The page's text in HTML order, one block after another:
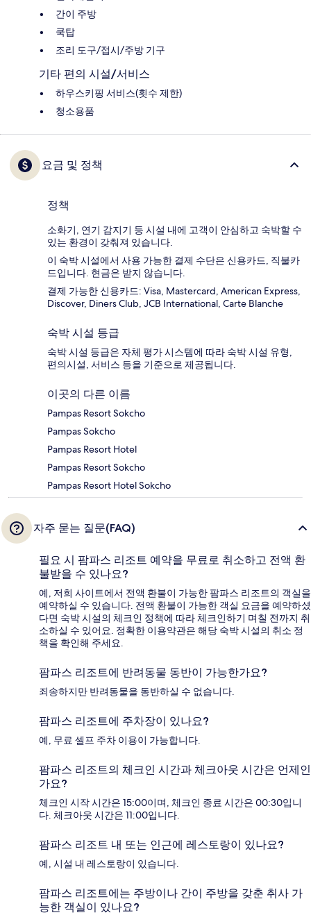
간이 주방
쿡탑
조리 도구/접시/주방 기구
기타 편의 시설/서비스
하우스키핑 서비스(횟수 제한)
청소용품
요금 및 정책
정책
소화기, 연기 감지기 등 시설 내에 고객이 안심하고 숙박할 수
있는 환경이 갖춰져 있습니다.
이 숙박 시설에서 사용 가능한 결제 수단은 신용카드, 직불카
드입니다. 현금은 받지 않습니다.
결제 가능한 신용카드: Visa, Mastercard, American Express,
Discover, Diners Club, JCB International, Carte Blanche
숙박 시설 등급
숙박 시설 등급은 자체 평가 시스템에 따라 숙박 시설 유형,
편의시설, 서비스 등을 기준으로 제공됩니다.
이곳의 다른 이름
Pampas Resort Sokcho
Pampas Sokcho
Pampas Resort Hotel
Pampas Resort Sokcho
Pampas Resort Hotel Sokcho
자주 묻는 질문(FAQ)
필요 시 팜파스 리조트 예약을 무료로 취소하고 전액 환
불받을 수 있나요?
예, 저희 사이트에서 전액 환불이 가능한 팜파스 리조트의 객실을
예약하실 수 있습니다. 전액 환불이 가능한 객실 요금을 예약하셨
다면 숙박 시설의 체크인 정책에 따라 체크인하기 며칠 전까지 취
소하실 수 있어요. 정확한 이용약관은 해당 숙박 시설의 취소 정
책을 확인해 주세요.
팜파스 리조트에 반려동물 동반이 가능한가요?
죄송하지만 반려동물을 동반하실 수 없습니다.
팜파스 리조트에 주차장이 있나요?
예, 무료 셀프 주차 이용이 가능합니다.
팜파스 리조트의 체크인 시간과 체크아웃 시간은 언제인
가요?
체크인 시작 시간은 15:00이며, 체크인 종료 시간은 00:30입니
다. 체크아웃 시간은 11:00입니다.
팜파스 리조트 내 또는 인근에 레스토랑이 있나요?
예, 시설 내 레스토랑이 있습니다.
팜파스 리조트에는 주방이나 간이 주방을 갖춘 취사 가
능한 객실이 있나요?